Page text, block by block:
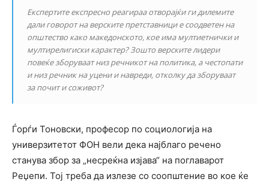
Експертите експресно реагираа отворајќи ги дилемите
дали говорот на верските претставници е соодветен на
општество како македонското, кое има мултиетнички и
мултирелигиски карактер? Зошто верските лидери
повеќе зборуваат низ речникот на политика, а честопати
и низ речник на уцени и навреди, отколку да зборуваат
за почит и соживот?
Ѓорѓи Тоновски, професор по социологија на
универзитетот ФОН вели дека најблаго речено
станува збор за „несреќна изјава“ на поглаварот
Реџепи. Тој треба да излезе со соопштение во кое ќе